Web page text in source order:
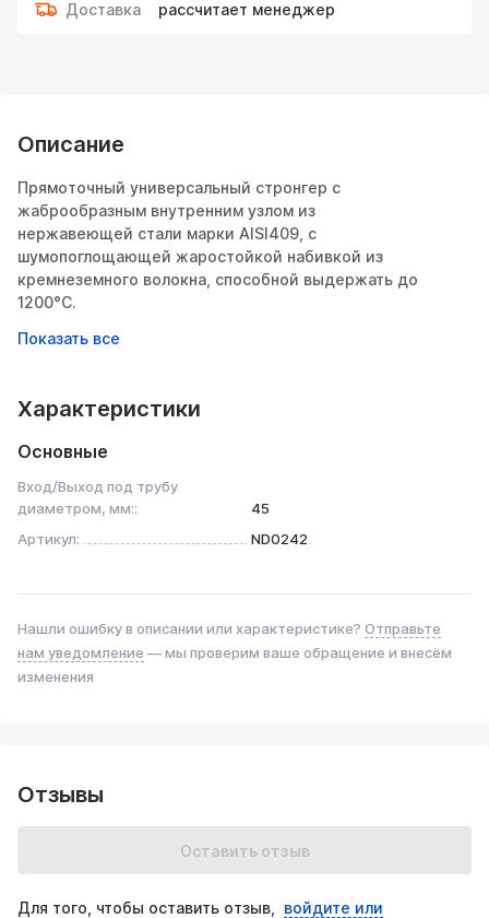
Доставка рассчитает менеджер
Описание
Прямоточный универсальный стронгер с
жаброобразным внутренним узлом из
нержавеющей стали марки AISI409, с
шумопоглощающей жаростойкой набивкой из
кремнеземного волокна, способной выдержать до
1200°C.
Предназначен для замены штатного магистрального
температурной нагрузки при уменьшенном
придаёт выхлопным газам вращательное движение, что
ускоряет их проходимость в выхлопной системе.
Отлично подойдёт для создания спортивного звука
выхлопного тракта и высокой динамики разгона
автомобиля.
Интересует оптовая цена? Хотите приобрести большую
партию катализаторов оптом?
Обратитесь к менеджерам на бесплатную горячую
Характеристики
Основные
Вход/Выход под трубу
диаметром, мм::
45
Артикул:
ND0242
Нашли ошибку в описании или характеристике? Отправьте
нам уведомление — мы проверим ваше обращение и внесём
изменения
Отзывы
Оставить отзыв
Для того, чтобы оставить отзыв, войдите или